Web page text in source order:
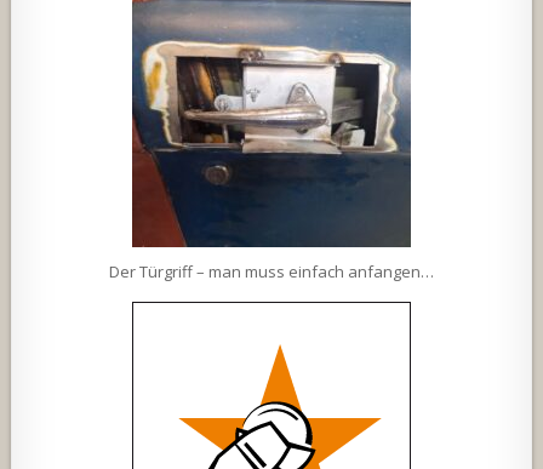
Der Türgriff – man muss einfach anfangen…